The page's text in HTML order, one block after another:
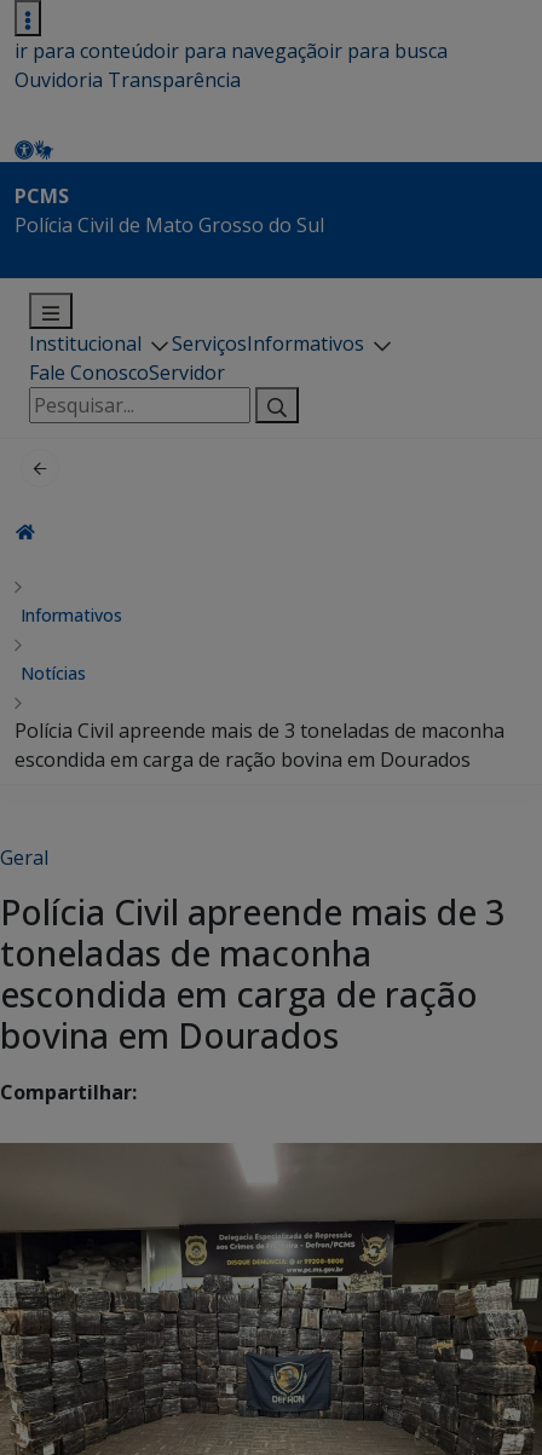
ir para conteúdoir para navegaçãoir para busca
Ouvidoria Transparência
PCMS
Polícia Civil de Mato Grosso do Sul
Institucional ServiçosInformativos
Fale ConoscoServidor
Pesquisar
por:
Informativos
Notícias
Polícia Civil apreende mais de 3 toneladas de maconha
escondida em carga de ração bovina em Dourados
Geral
Polícia Civil apreende mais de 3
toneladas de maconha
escondida em carga de ração
bovina em Dourados
Compartilhar: